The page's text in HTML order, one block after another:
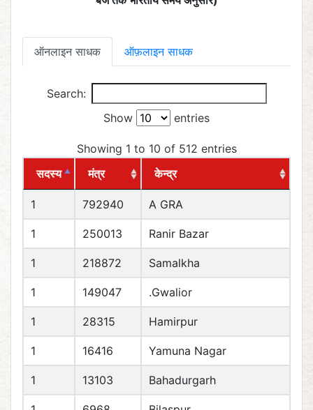
ऑनलाइन साधक ऑफ़लाइन साधक
Search:
Show
entries
Showing 1 to 10 of 512 entries
सदस्य
मंत्र केन्द्र
1 792940 A GRA
1 250013 Ranir Bazar
1 218872 Samalkha
1 149047 .Gwalior
1 28315 Hamirpur
1 16416 Yamuna Nagar
1 13103 Bahadurgarh